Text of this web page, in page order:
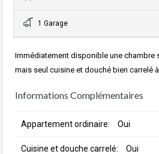
1 Garage
Immédiatement disponible une chambre
mais seul cuisine et douché bien carrelé
Informations Complémentaires
Appartement ordinaire: Oui
Cuisine et douche carrelé: Oui